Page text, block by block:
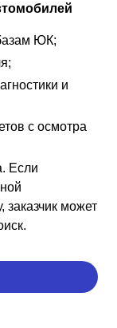
ЮК;
и
с осмотра
Если
заказчик может